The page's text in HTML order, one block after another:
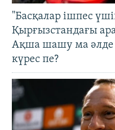
"Басқалар ішпес
Қырғызстандағы
Ақша шашу ма
күрес пе?